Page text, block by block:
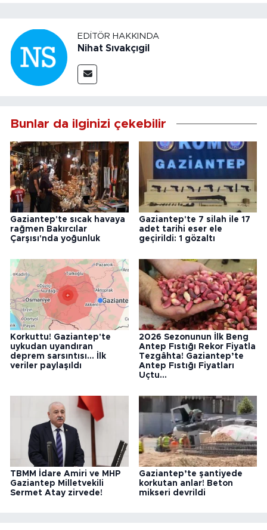
EDITÖR HAKKINDA
Nihat Sıvakçıgil
Bunlar da ilginizi çekebilir
Gaziantep'te sıcak havaya
rağmen Bakırcılar
Çarşısı'nda yoğunluk
Gaziantep'te 7 silah ile 17
adet tarihi eser ele
geçirildi: 1 gözaltı
Korkuttu! Gaziantep'te
uykudan uyandıran
deprem sarsıntısı... İlk
veriler paylaşıldı
2026 Sezonunun İlk Beng
Antep Fıstığı Rekor Fiyatla
Tezgâhta! Gaziantep’te
Antep Fıstığı Fiyatları
Uçtu...
TBMM İdare Amiri ve MHP
Gaziantep Milletvekili
Sermet Atay zirvede!
Gaziantep’te şantiyede
korkutan anlar! Beton
mikseri devrildi